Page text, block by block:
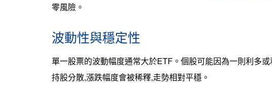
零風險。
波動性與穩定性
單一股票的波動幅度通常大於ETF。個股可能因為一則利多
持股分散,漲跌幅度會被稀釋,走勢相對平穩。